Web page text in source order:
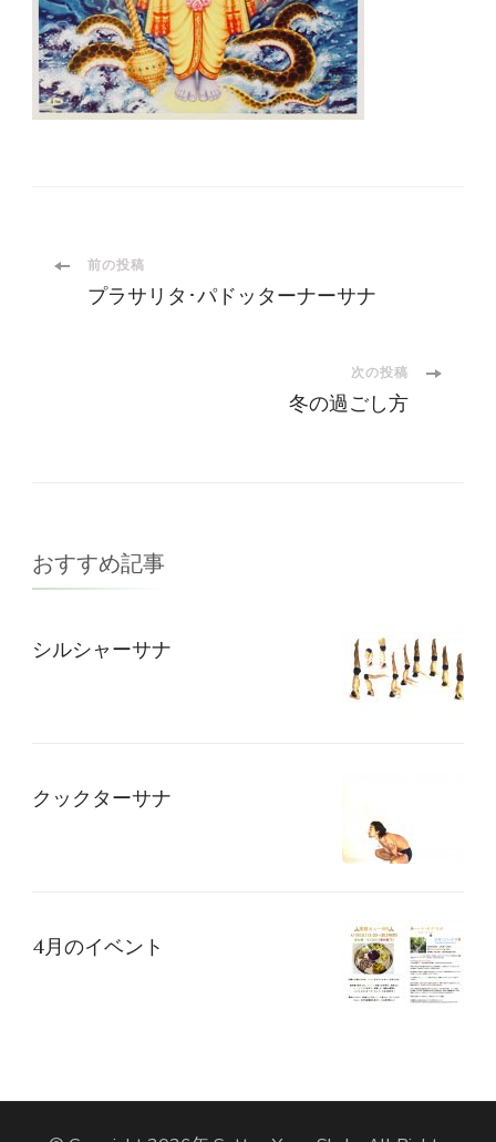
投
ー
ョ
前の投稿
プラサリタ･パドッターナーサナ
次の投稿
冬の過ごし方
おすすめ記事
シルシャーサナ
クックターサナ
4月のイベント